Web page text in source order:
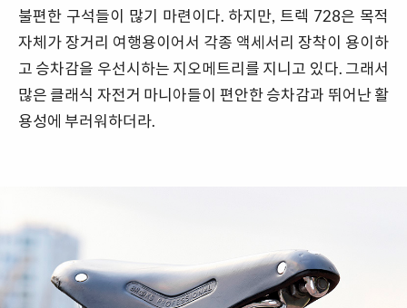
불편한 구석들이 많기 마련이다. 하지만, 트렉 728은 목적
자체가 장거리 여행용이어서 각종 액세서리 장착이 용이하
고 승차감을 우선시하는 지오메트리를 지니고 있다. 그래서
많은 클래식 자전거 마니아들이 편안한 승차감과 뛰어난 활
용성에 부러워하더라.